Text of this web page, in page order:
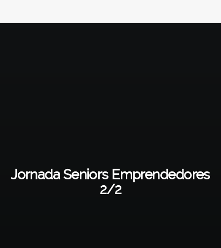
Jornada Seniors Emprendedores
2/2